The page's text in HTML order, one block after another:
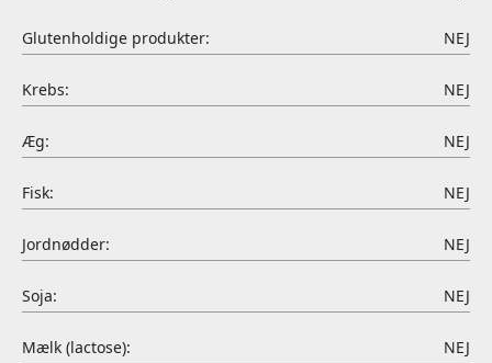
Glutenholdige produkter: NEJ
Krebs: NEJ
Æg: NEJ
Fisk: NEJ
Jordnødder: NEJ
Soja: NEJ
Mælk (lactose): NEJ